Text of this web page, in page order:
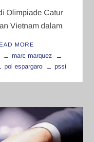
Olimpiade Catur
Vietnam dalam
MORE
marc marquez
pol espargaro pssi